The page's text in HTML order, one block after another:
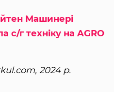
Машинері
с/г техніку на AGRO
2024 р.